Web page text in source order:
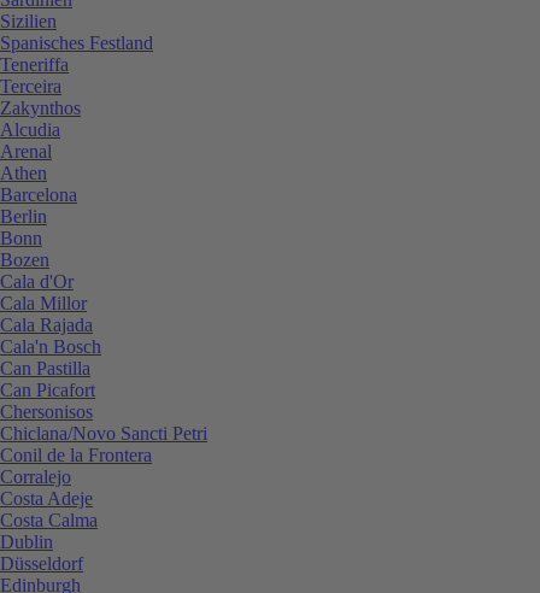
Sizilien
Spanisches Festland
Teneriffa
Terceira
Zakynthos
Alcudia
Arenal
Athen
Barcelona
Berlin
Bonn
Bozen
Cala d'Or
Cala Millor
Cala Rajada
Cala'n Bosch
Can Pastilla
Can Picafort
Chersonisos
Chiclana/Novo Sancti Petri
Conil de la Frontera
Corralejo
Costa Adeje
Costa Calma
Dublin
Düsseldorf
Edinburgh